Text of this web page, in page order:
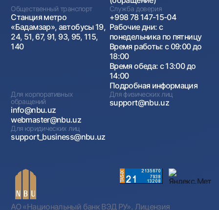
Общественный транспорт
Станция метро
«Бадамзар», автобусы 19,
24, 51, 67, 91, 93, 95, 115,
140
Служба доверия
+998 78 147-15-04
Рабочие дни: с
понедельника по пятницу
Время работы: с 09:00 до
18:00
Время обеда: с 13:00 до
14:00
Подробная информация
Для корпоративных
обращений
info@nbu.uz
webmaster@nbu.uz
Для физических лиц
support@nbu.uz
Для юридических лиц
support_business@nbu.uz
АО «Национальный банк ВЭД РУ». Лицензия